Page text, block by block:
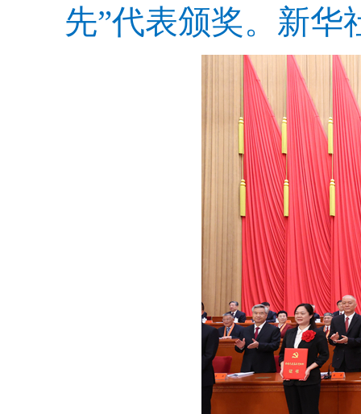
先”代表颁奖。新华